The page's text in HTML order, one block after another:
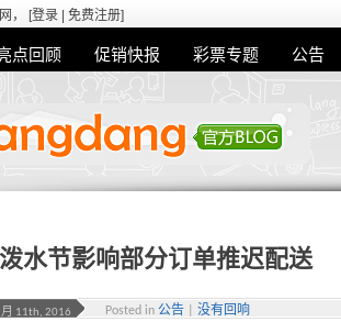
， [登录 免费注册]
点回顾 促销快报 彩票专题 公告
水节影响部分订单推迟配送
月 11th, 2016 Posted in 公告 没有回响